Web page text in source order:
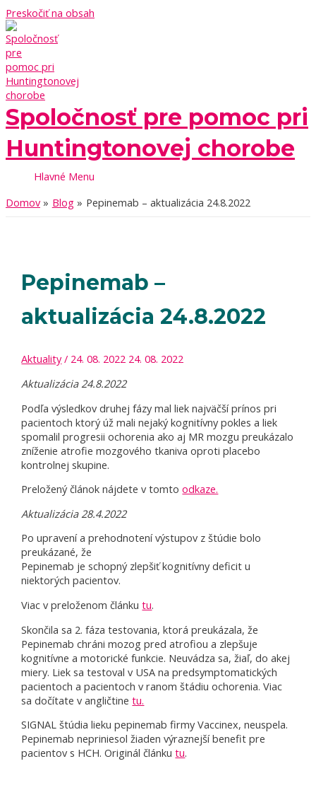
Preskočiť na obsah
Spoločnosť pre pomoc pri
Huntingtonovej chorobe
Hlavné Menu
Domov
Blog Pepinemab – aktualizácia 24.8.2022
Pepinemab –
aktualizácia 24.8.2022
Aktuality/ 24. 08. 2022 24. 08. 2022
Aktualizácia 24.8.2022
Podľa výsledkov druhej fázy mal liek najväčší prínos pri
pacientoch ktorý úž mali nejaký kognitívny pokles a liek
spomalil progresii ochorenia ako aj MR mozgu preukázalo
zníženie atrofie mozgového tkaniva oproti placebo
kontrolnej skupine.
Preložený článok nájdete v tomtoodkaze.
Aktualizácia 28.4.2022
Po upravení a prehodnotení výstupov z štúdie bolo
preukázané, že
Pepinemab je schopný zlepšiť kognitívny deficit u
niektorých pacientov.
Viac v preloženom článkutu.
Skončila sa 2. fáza testovania, ktorá preukázala, že
Pepinemab chráni mozog pred atrofiou a zlepšuje
kognitívne a motorické funkcie. Neuvádza sa, žiaľ, do akej
miery. Liek sa testoval v USA na predsymptomatických
pacientoch a pacientoch v ranom štádiu ochorenia. Viac
sa dočítate v angličtinetu.
SIGNAL štúdia lieku pepinemab firmy Vaccinex, neuspela.
Pepinemab nepriniesol žiaden výraznejší benefit pre
pacientov s HCH. Originál článkutu.